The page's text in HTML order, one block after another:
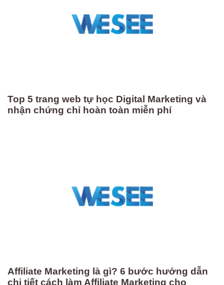
Top 5 trang web tự học Digital Marketing và
nhận chứng chỉ hoàn toàn miễn phí
Affiliate Marketing là gì? 6 bước hướng dẫn
chi tiết cách làm Affiliate Marketing cho